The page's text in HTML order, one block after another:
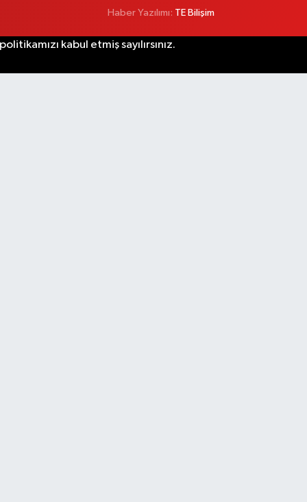
Haber Yazılımı: TE Bilişim
kabul etmiş sayılırsınız.